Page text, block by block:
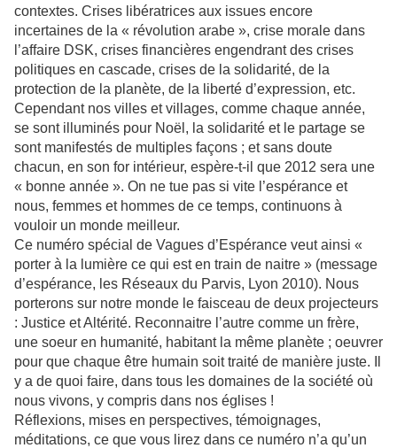
contextes. Crises libératrices aux issues encore
incertaines de la « révolution arabe », crise morale dans
l’affaire DSK, crises financières engendrant des crises
politiques en cascade, crises de la solidarité, de la
protection de la planète, de la liberté d’expression, etc.
Cependant nos villes et villages, comme chaque année,
se sont illuminés pour Noël, la solidarité et le partage se
sont manifestés de multiples façons ; et sans doute
chacun, en son for intérieur, espère-t-il que 2012 sera une
« bonne année ». On ne tue pas si vite l’espérance et
nous, femmes et hommes de ce temps, continuons à
vouloir un monde meilleur.
Ce numéro spécial de Vagues d’Espérance veut ainsi «
porter à la lumière ce qui est en train de naitre » (message
d’espérance, les Réseaux du Parvis, Lyon 2010). Nous
porterons sur notre monde le faisceau de deux projecteurs
: Justice et Altérité. Reconnaitre l’autre comme un frère,
une soeur en humanité, habitant la même planète ; oeuvrer
pour que chaque être humain soit traité de manière juste. Il
y a de quoi faire, dans tous les domaines de la société où
nous vivons, y compris dans nos églises !
Réflexions, mises en perspectives, témoignages,
méditations, ce que vous lirez dans ce numéro n’a qu’un